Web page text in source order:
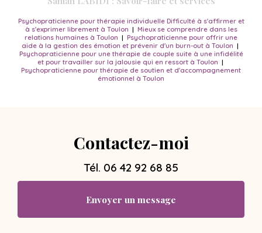
Psychopraticienne pour thérapie individuelle Difficulté à s'affirmer et
à s'exprimer librement à Toulon | Mieux se comprendre dans les
relations humaines à Toulon | Psychopraticienne pour offrir une
aide à la gestion des émotion et prévenir d'un burn-out à Toulon |
Psychopraticienne pour une thérapie de couple suite à une infidélité
et pour travailler sur la jalousie qui en ressort à Toulon |
Psychopraticienne pour thérapie de soutien et d'accompagnement
émotionnel à Toulon
Contactez-moi
Tél. 06 42 92 68 85
Envoyer un message